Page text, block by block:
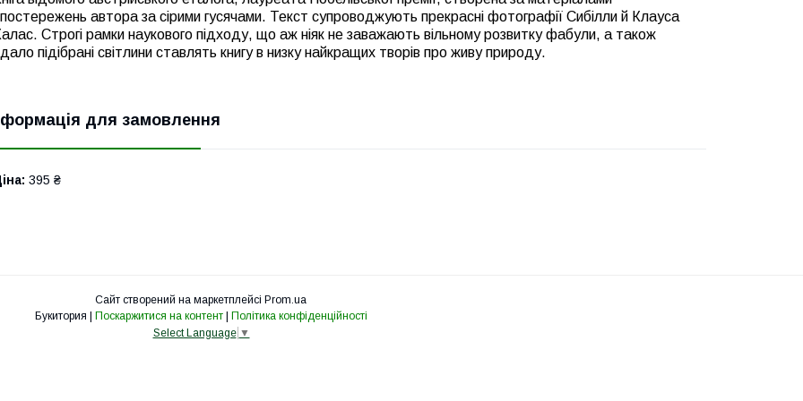
автора за сірими гусячами. Текст супроводжують прекрасні фотографії Сибілли й Клауса
Строгі рамки наукового підходу, що аж ніяк не заважають вільному розвитку фабули, а також
підібрані світлини ставлять книгу в низку найкращих творів про живу природу.
для замовлення
395 ₴
Сайт створений на маркетплейсі Prom.ua
Поскаржитися на контент
Політика конфіденційності
Select Language ▼